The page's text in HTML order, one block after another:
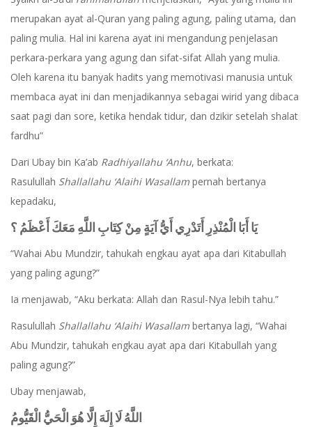
merupakan ayat al-Quran yang paling agung, paling utama, dan
paling mulia. Hal ini karena ayat ini mengandung penjelasan
perkara-perkara yang agung dan sifat-sifat Allah yang mulia.
Oleh karena itu banyak hadits yang memotivasi manusia untuk
membaca ayat ini dan menjadikannya sebagai wirid yang dibaca
saat pagi dan sore, ketika hendak tidur, dan dzikir setelah shalat
fardhu”
Dari Ubay bin Ka’ab Radhiyallahu ‘Anhu, berkata:
Rasulullah Shallallahu ‘Alaihi Wasallam pernah bertanya
kepadaku,
يَا أَبَا الْمُنْذِرِ أَتَدْرِي أَيُّ آيَةٍ مِنْ كِتَابِ اللَّهِ مَعَكَ أَعْظَمُ ؟
“Wahai Abu Mundzir, tahukah engkau ayat apa dari Kitabullah
yang paling agung?”
Ia menjawab, “Aku berkata: Allah dan Rasul-Nya lebih tahu.”
Rasulullah Shallallahu ‘Alaihi Wasallam bertanya lagi, “Wahai
Abu Mundzir, tahukah engkau ayat apa dari Kitabullah yang
paling agung?”
Ubay menjawab,
اللَّهُ لَا إِلَهَ إِلَّا هُوَ الْحَيُّ الْقَيُّومُ